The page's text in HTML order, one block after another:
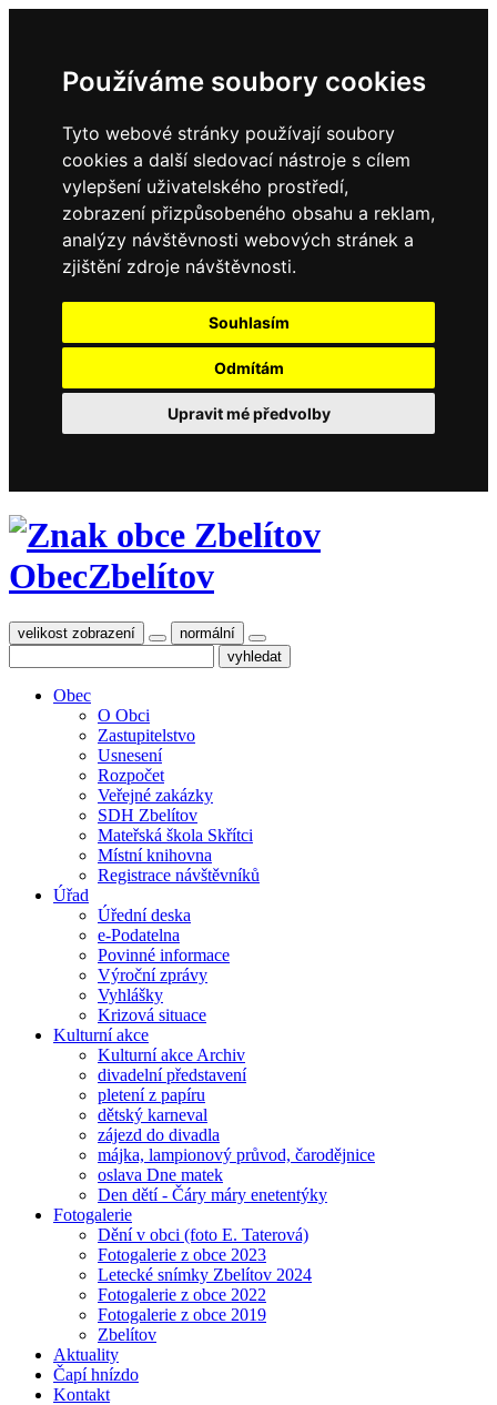
Používáme soubory cookies
Tyto webové stránky používají soubory
cookies a další sledovací nástroje s cílem
vylepšení uživatelského prostředí,
zobrazení přizpůsobeného obsahu a reklam,
analýzy návštěvnosti webových stránek a
zjištění zdroje návštěvnosti.
Souhlasím
Odmítám
Upravit mé předvolby
ObecZbelítov
velikost zobrazení normální
Obec
O Obci
Zastupitelstvo
Usnesení
Rozpočet
Veřejné zakázky
SDH Zbelítov
Mateřská škola Skřítci
Místní knihovna
Registrace návštěvníků
Úřad
Úřední deska
e-Podatelna
Povinné informace
Výroční zprávy
Vyhlášky
Krizová situace
Kulturní akce
Kulturní akce Archiv
divadelní představení
pletení z papíru
dětský karneval
zájezd do divadla
májka, lampionový průvod, čarodějnice
oslava Dne matek
Den dětí - Čáry máry enetentýky
Fotogalerie
Dění v obci (foto E. Taterová)
Fotogalerie z obce 2023
Letecké snímky Zbelítov 2024
Fotogalerie z obce 2022
Fotogalerie z obce 2019
Zbelítov
Aktuality
Čapí hnízdo
Kontakt